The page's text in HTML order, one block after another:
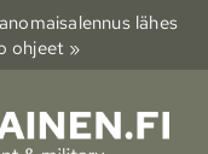
lähes
ohjeet »